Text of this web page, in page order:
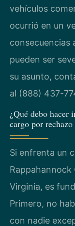
vehículos
ocurrió en un
consecuencias
pueden ser
su asunto,
al (888) 437-
¿Qué debo hacer
cargo por
Si enfrenta un
Rappahannock
Virginia, es
Primero, no
con nadie